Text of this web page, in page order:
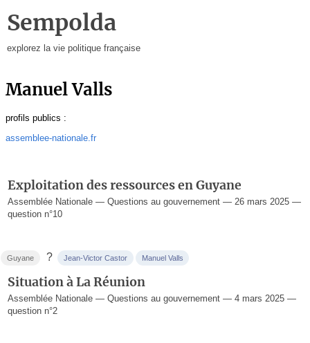
Sempolda
explorez la vie politique française
Manuel Valls
profils publics :
assemblee-nationale.fr
Exploitation des ressources en Guyane
Assemblée Nationale — Questions au gouvernement — 26 mars 2025 —
question n°10
Guyane ? Jean-Victor Castor Manuel Valls
Situation à La Réunion
Assemblée Nationale — Questions au gouvernement — 4 mars 2025 —
question n°2